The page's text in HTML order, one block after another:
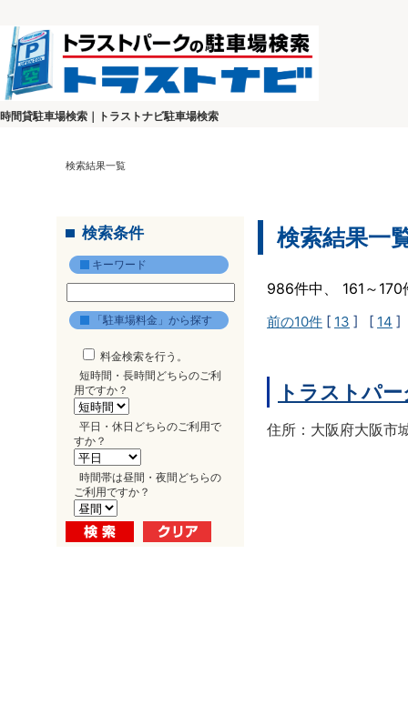
時間貸駐車場検索｜トラストナビ駐車場検索
検索結果一覧
検索条件
キーワード
「駐車場料金」から探す
料金検索を行う。
短時間・長時間どちらのご利
用ですか？
平日・休日どちらのご利用で
すか？
時間帯は昼間・夜間どちらの
ご利用ですか？
検索結果一
986件中、 161～
前の10件 [ 13 ] [ 14 ]
トラストパ
住所：大阪府大阪市